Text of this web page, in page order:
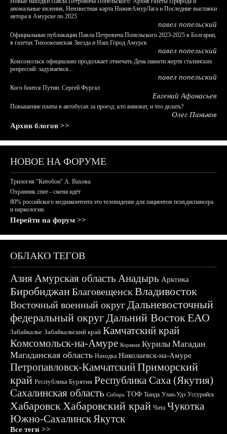
аномальные явления, Неизвестная карта НижнеАмурЛага и Последние выставки
автора в Амурске по 2025
павел попельский
Официальные публикации Павла Петровича Попельского 2023-2025 в Болгарии,
в газетах Тихоокеанская Звезда и Наш Город Амурск
павел попельский
Комсомольск официально продолжает отмечать День памяти жертв сталинских
репрессий: задумаемся...
павел попельский
Кого боится Путин: Сергей Фургал
Евгений Афанасьев
Повышение платы в автобусах за проезд: кто виноват, и что делать?
Олег Паньков
Архив блогов >>
НОВОЕ НА ФОРУМЕ
Трилогия "Китобои" А. Вахова.
Охранник спит - смена идёт
80% российского медиаконтента это телевидение для пациентов психдиспансера
и наркологии.
Перейти на форум >>
ОБЛАКО ТЕГОВ
АзияАмурская область Анадырь Арктика
БиробиджанБлаговещенскВладивосток
Восточный военный округДальневосточный
федеральный округДальний ВостокЕАО
Забайкалье Забайкальский край Камчатский край
Комсомольск-на-Амуре Корякия Курилы Магадан
Магаданская область Находка Николаевск-на-Амуре
Петропавловск-КамчатскийПриморский
край Республика Бурятия Республика Саха (Якутия)
Сахалинская область Сибирь ТОФ Тында Улан-Удэ Уссурийск
ХабаровскХабаровский край Чита Чукотка
Южно-СахалинскЯкутск
Все теги >>